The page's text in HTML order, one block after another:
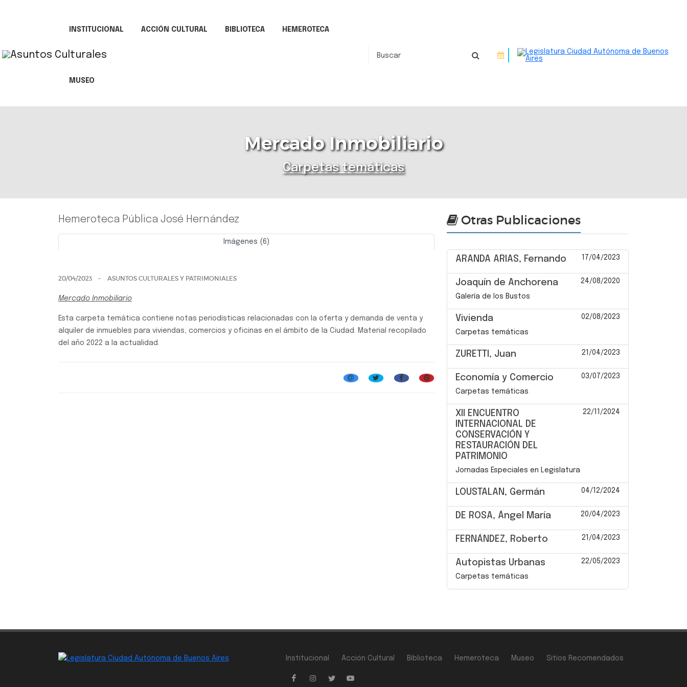
INSTITUCIONAL ACCIÓN CULTURAL BIBLIOTECA HEMEROTECA
MUSEO
Mercado Inmobiliario
Carpetas temáticas
Hemeroteca Pública José Hernández
Imágenes (6)
20/04/2023 ASUNTOS CULTURALES Y PATRIMONIALES
Mercado Inmobiliario
Esta carpeta temática contiene notas periodísticas relacionadas con la oferta y demanda de venta y
alquiler de inmuebles para viviendas, comercios y oficinas en el ámbito de la Ciudad. Material recopilado
del año 2022 a la actualidad.
Otras Publicaciones
ARANDA ARIAS, Fernando 17/04/2023
Joaquín de Anchorena 24/08/2020
Galería de los Bustos
Vivienda 02/08/2023
Carpetas temáticas
ZURETTI, Juan 21/04/2023
Economía y Comercio 03/07/2023
Carpetas temáticas
XII ENCUENTRO
INTERNACIONAL DE
CONSERVACIÓN Y
RESTAURACIÓN DEL
PATRIMONIO
22/11/2024
Jornadas Especiales en Legislatura
LOUSTALAN, Germán 04/12/2024
DE ROSA, Ángel María 20/04/2023
FERNÁNDEZ, Roberto 21/04/2023
Autopistas Urbanas 22/05/2023
Carpetas temáticas
Institucional Acción Cultural Biblioteca Hemeroteca Museo Sitios Recomendados